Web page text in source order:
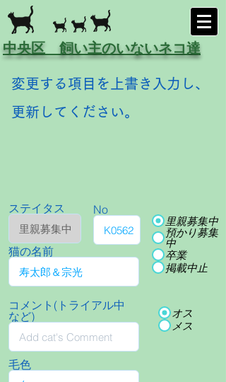
中央区 飼い主のいないネコ達
変更する項目を上書き入力し、
更新してください。
ステイタス No
猫の名前
里親募集中
預かり募集
中
卒業
掲載中止
コメント(トライアル中
など)
オス
メス
毛色